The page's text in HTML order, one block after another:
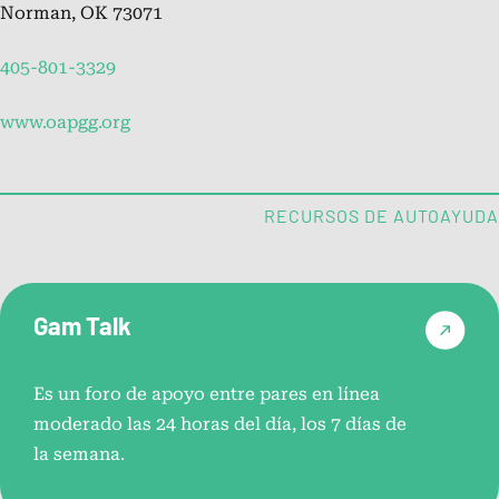
Cómo elegir el programa de
tratamiento ideal
problemas con el juego
Norman, OK 73071
405-801-3329
www.oapgg.org
RECURSOS DE AUTOAYUDA
Gam Talk
Es un foro de apoyo entre pares en línea
moderado las 24 horas del día, los 7 días de
la semana.